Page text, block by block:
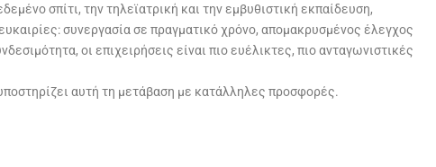
σπίτι, την τηλεϊατρική και την εμβυθιστική εκπαίδευση,
συνεργασία σε πραγματικό χρόνο, απομακρυσμένος έλεγχος
οι επιχειρήσεις είναι πιο ευέλικτες, πιο ανταγωνιστικές
αυτή τη μετάβαση με κατάλληλες προσφορές.